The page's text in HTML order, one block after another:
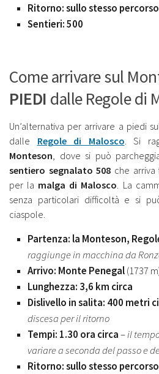
Ritorno: sullo stesso percorso
Sentieri: 500
Come arrivare sul
PIEDI dalle Regole di
Un’alternativa per arrivare a piedi
dalle Regole di Malosco. Si
Monteson, dove si può
sentiero segnalato 508 che arriva
per la malga di Malosco. La
senza particolari difficoltà e si
ciaspole.
Partenza: la Monteson,
raggiunge in macchina da
Arrivo: Monte Penegal(1737
Lunghezza: 3,6 km circa
Dislivello in salita: 400 metri
discesa per il ritorno
Tempi: 1.30 ora circa–il
variare a seconda del passo e
Ritorno: sullo stesso percorso